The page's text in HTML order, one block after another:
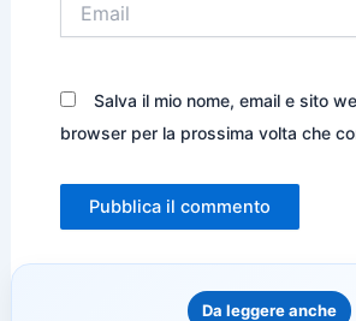
Salva il mio nome, email e sito
browser per la prossima volta che
Da leggere anche